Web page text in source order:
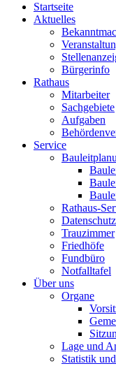
Startseite
Aktuelles
Bürgerinfo
Rathaus
Mitarbeiter
Sachgebiete
Aufgaben
Service
Rathaus-
Trauzimmer
Friedhöfe
Fundbüro
Notfalltafel
Über uns
Organe
Lage und
Statistik